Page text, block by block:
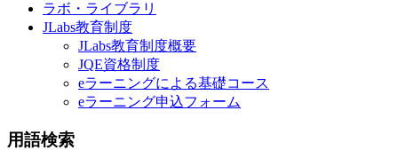
ラボ・ライブラリ
JLabs教育制度
JLabs教育制度概要
JQE資格制度
eラーニングによる基礎コース
eラーニング申込フォーム
用語検索